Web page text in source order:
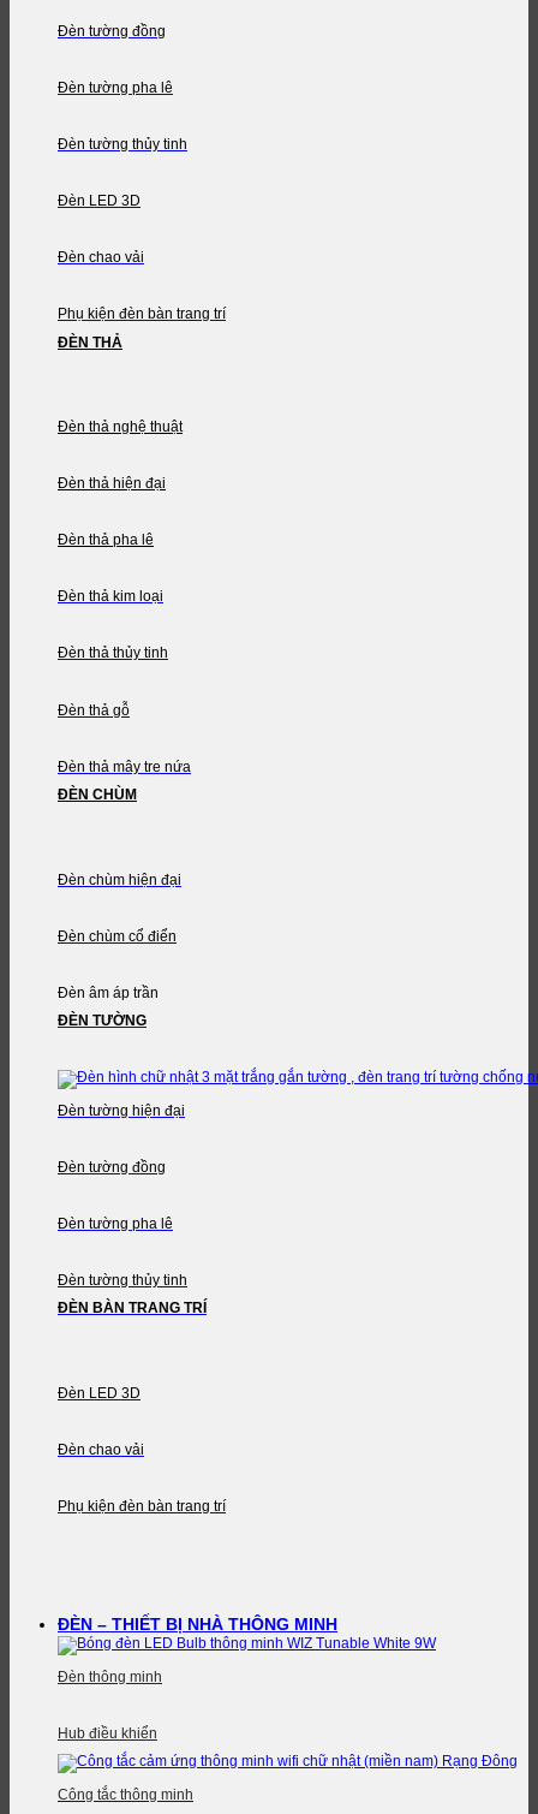
Đèn tường đồng
Đèn tường pha lê
Đèn tường thủy tinh
Đèn LED 3D
Đèn chao vải
Phụ kiện đèn bàn trang trí
ĐÈN THẢ
Đèn thả nghệ thuật
Đèn thả hiện đại
Đèn thả pha lê
Đèn thả kim loại
Đèn thả thủy tinh
Đèn thả gỗ
Đèn thả mây tre nứa
ĐÈN CHÙM
Đèn chùm hiện đại
Đèn chùm cổ điển
Đèn âm áp trần
ĐÈN TƯỜNG
Đèn tường hiện đại
Đèn tường đồng
Đèn tường pha lê
Đèn tường thủy tinh
ĐÈN BÀN TRANG TRÍ
Đèn LED 3D
Đèn chao vải
Phụ kiện đèn bàn trang trí
ĐÈN – THIẾT BỊ NHÀ THÔNG MINH
Đèn thông minh
Hub điều khiển
Công tắc thông minh